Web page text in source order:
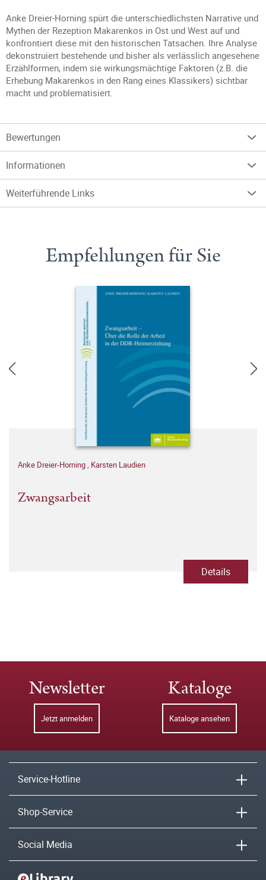
Anke Dreier-Horning spürt die unterschiedlichsten Narrative und
Mythen der Rezeption Makarenkos in Ost und West auf und
konfrontiert diese mit den historischen Tatsachen. Ihre Analyse
dekonstruiert bestehende und bisher als verlässlich angesehene
Erzählformen, indem sie wirkungsmächtige Faktoren (z.B. die
Erhebung Makarenkos in den Rang eines Klassikers) sichtbar
macht und problematisiert.
Bewertungen
Informationen
Weiterführende Links
Empfehlungen für Sie
Anke Dreier-Horning, Karsten Laudien
Zwangsarbeit
Details
Newsletter
Jetzt anmelden
Kataloge
Kataloge ansehen
Service-Hotline
Shop-Service
Social Media